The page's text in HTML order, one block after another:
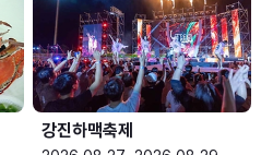
강진하맥축제